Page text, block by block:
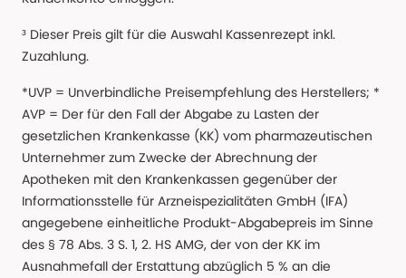
³ Dieser Preis gilt für die Auswahl Kassenrezept inkl.
Zuzahlung.
*UVP = Unverbindliche Preisempfehlung des Herstellers; *
AVP = Der für den Fall der Abgabe zu Lasten der
gesetzlichen Krankenkasse (KK) vom pharmazeutischen
Unternehmer zum Zwecke der Abrechnung der
Apotheken mit den Krankenkassen gegenüber der
Informationsstelle für Arzneispezialitäten GmbH (IFA)
angegebene einheitliche Produkt-Abgabepreis im Sinne
des § 78 Abs. 3 S. 1, 2. HS AMG, der von der KK im
Ausnahmefall der Erstattung abzüglich 5 % an die